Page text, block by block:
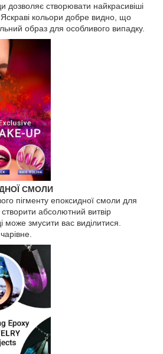
дозволяє створювати найкрасивіші
Яскраві кольори добре видно, що
образ для особливого випадку.
СМОЛИ
пігменту епоксидної смоли для
абсолютний витвір
може змусити вас виділитися.